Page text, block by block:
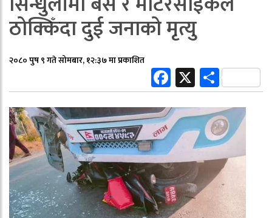
ठोक्किँदा दुई जनाको मृत्यु
२०८० पुष ९ गते सोमबार, १२:३७ मा प्रकाशित
Facebook
XShare